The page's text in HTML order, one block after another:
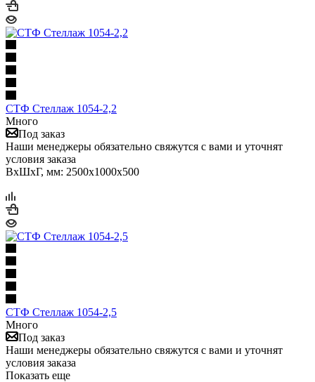
СТФ Стеллаж 1054-2,2
Много
Под заказ
Наши менеджеры обязательно свяжутся с вами и уточнят
условия заказа
ВхШхГ, мм: 2500x1000x500
СТФ Стеллаж 1054-2,5
Много
Под заказ
Наши менеджеры обязательно свяжутся с вами и уточнят
условия заказа
Показать еще